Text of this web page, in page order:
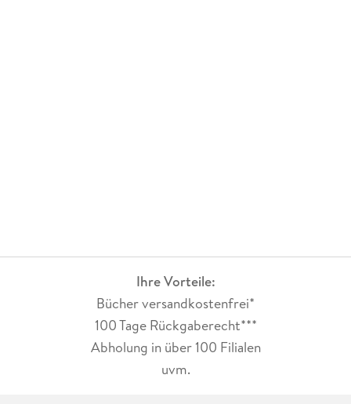
Ihre Vorteile:
Bücher versandkostenfrei*
100 Tage Rückgaberecht***
Abholung in über 100 Filialen
uvm.